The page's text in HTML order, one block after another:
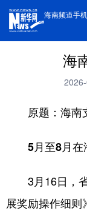
海南频道手
海
原题：海南
5月至8月在
3月16日，省
展奖励操作细